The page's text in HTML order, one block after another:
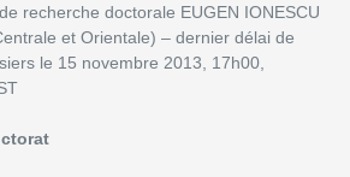
recherche doctorale EUGEN IONESCU
et Orientale) – dernier délai de
le 15 novembre 2013, 17h00,